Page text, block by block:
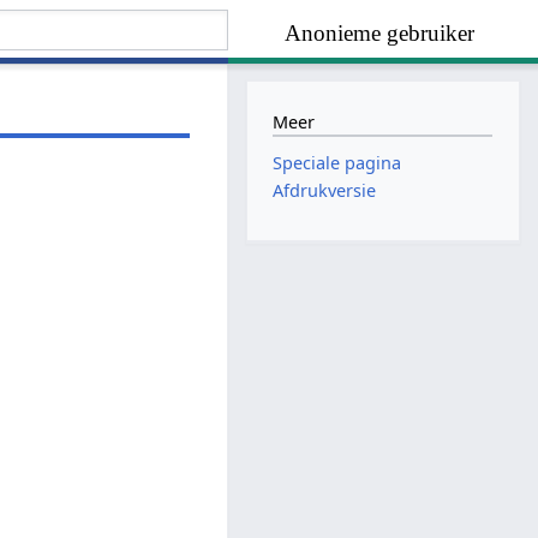
Anonieme gebruiker
Meer
Speciale pagina
Afdrukversie